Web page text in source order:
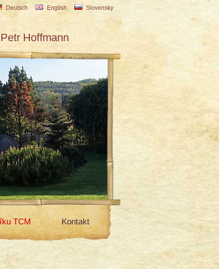
Deutsch English Slovensky
Hoffmann
TCM Kontakt